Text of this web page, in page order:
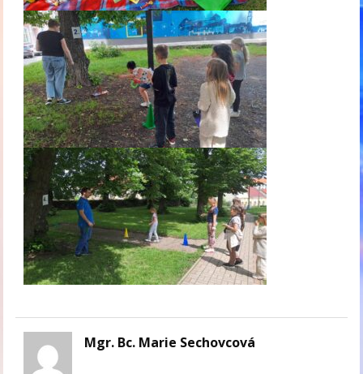
Mgr. Bc. Marie Sechovcová